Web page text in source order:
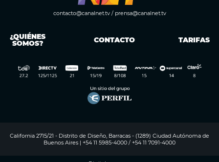
contacto@canalnet.tv/ prensa@canalnet.tv
¿QUIÉNES
SOMOS? CONTACTO TARIFAS
California 2715/21 - Distrito de Diseño, Barracas - (1289) Ciudad Autónoma de
Buenos Aires | +54 11 5985-4000 / +54 11 7091-4000